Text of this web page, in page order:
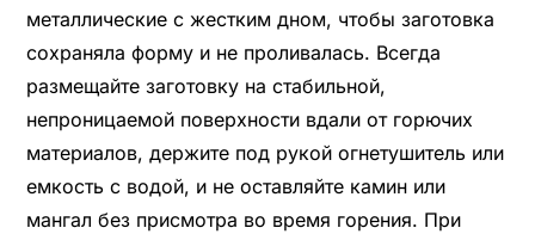
металлические с жестким дном, чтобы заготовка
сохраняла форму и не проливалась. Всегда
размещайте заготовку на стабильной,
непроницаемой поверхности вдали от горючих
материалов, держите под рукой огнетушитель или
емкость с водой, и не оставляйте камин или
мангал без присмотра во время горения. При